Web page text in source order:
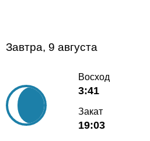
Завтра, 9 августа
Восход
3:41
Закат
19:03